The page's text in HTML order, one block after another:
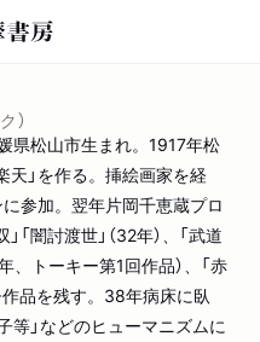
）
県松山市生まれ。1917年松
天」を作る。挿絵画家を経
参加。翌年片岡千恵蔵プロ
闇討渡世」（32年）、「武道
、トーキー第1回作品）、「赤
作品を残す。38年病床に臥
等」などのヒューマニズムに